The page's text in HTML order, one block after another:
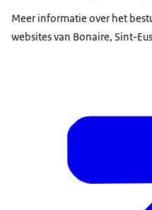
Meer informatie over het
websites van Bonaire, Sint-